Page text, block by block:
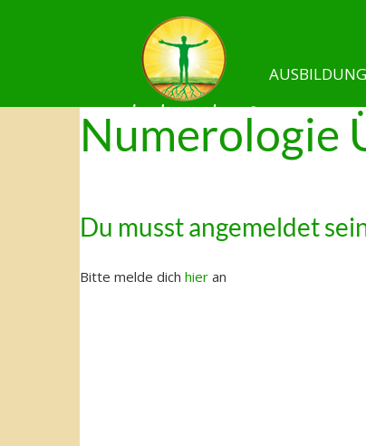
Numerologie
Du musst angemeldet
Bitte melde dich hier an